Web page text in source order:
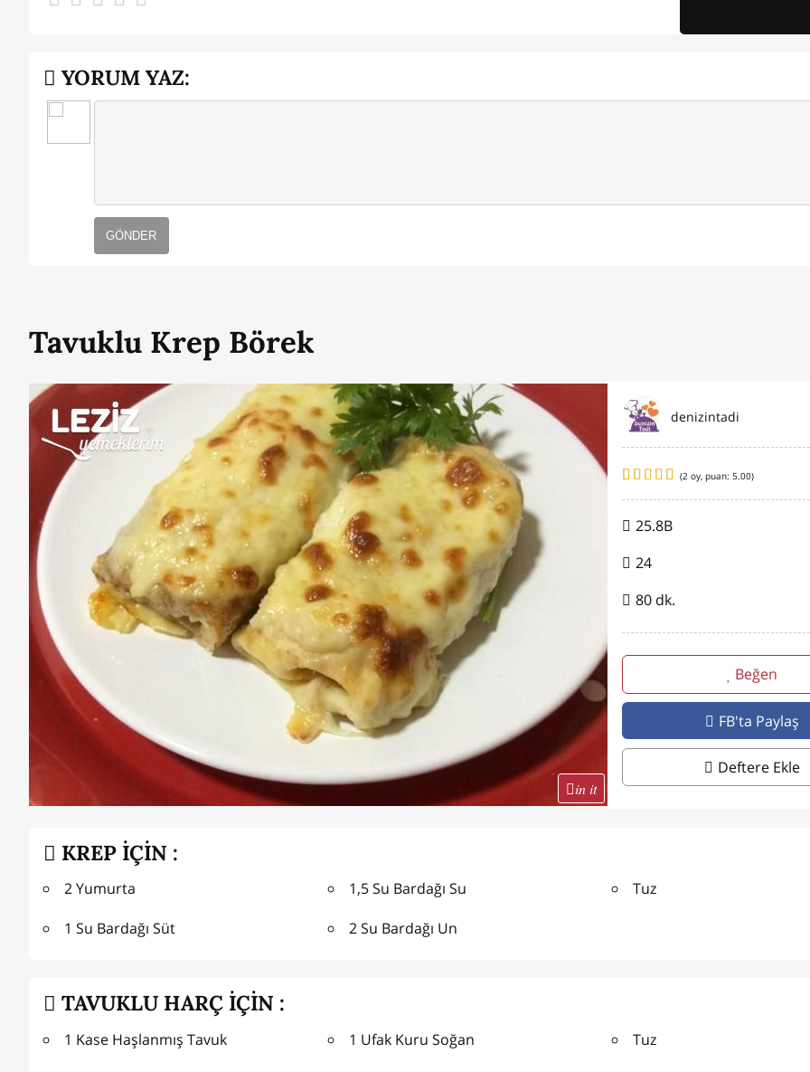
YORUM YAZ:
GÖNDER
Tavuklu Krep Börek
in it
denizintadi
(2 oy, puan: 5.00)
25.8B
24
80 dk.
Beğen
FB'ta Paylaş
Deftere Ekle
KREP İÇİN :
2 Yumurta
1 Su Bardağı Süt
1,5 Su Bardağı Su
2 Su Bardağı Un
Tuz
TAVUKLU HARÇ İÇİN :
1 Kase Haşlanmış Tavuk
1 Ufak Kuru Soğan
Tuz